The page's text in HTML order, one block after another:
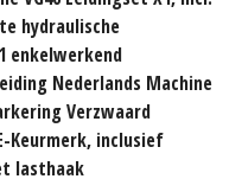
hydraulische
enkelwerkend
Nederlands Machine
Verzwaard
Keurmerk, inclusief
lasthaak